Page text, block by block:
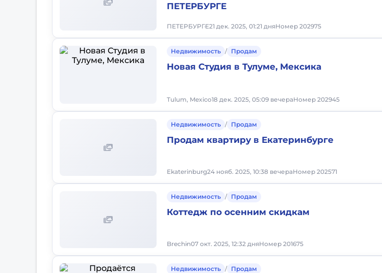
ПЕТЕРБУРГЕ
ПЕТЕРБУРГЕ21 дек. 2025, 01:21 дняНомер 202975
Недвижимость / Продам
Новая Студия в Тулуме, Мексика
Tulum, Mexico18 дек. 2025, 05:09 вечераНомер 202945
Недвижимость / Продам
Продам квартиру в Екатеринбурге
Ekaterinburg24 нояб. 2025, 10:38 вечераНомер 202571
Недвижимость / Продам
Коттедж по осенним скидкам
Brechin07 окт. 2025, 12:32 дняНомер 201675
Недвижимость / Продам